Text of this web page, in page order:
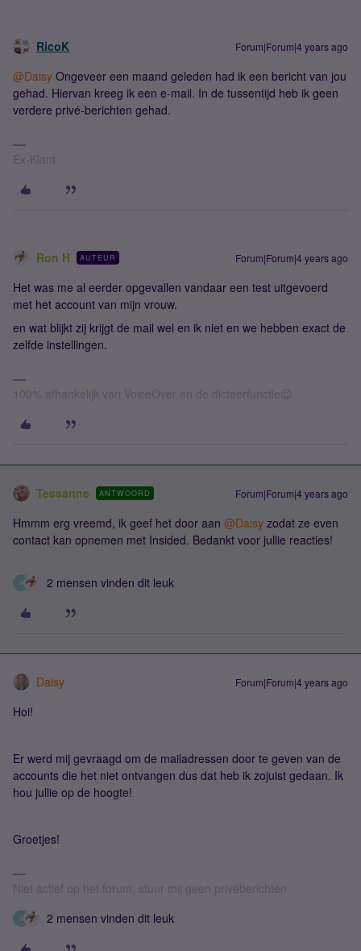
RicoK Forum|Forum|4 years ago
@Daisy Ongeveer een maand geleden had ik een bericht van jou
gehad. Hiervan kreeg ik een e-mail. In de tussentijd heb ik geen
verdere privé-berichten gehad.
Ex-Klant
Ron H AUTEUR Forum|Forum|4 years ago
Het was me al eerder opgevallen vandaar een test uitgevoerd
met het account van mijn vrouw.
en wat blijkt zij krijgt de mail wel en ik niet en we hebben exact de
zelfde instellingen.
100% afhankelijk van VoiceOver en de dicteerfunctie😉
Tessanne ANTWOORD Forum|Forum|4 years ago
Hmmm erg vreemd, ik geef het door aan @Daisy zodat ze even
contact kan opnemen met Insided. Bedankt voor jullie reacties!
R 2 mensen vinden dit leuk
Daisy Forum|Forum|4 years ago
Hoi!
Er werd mij gevraagd om de mailadressen door te geven van de
accounts die het niet ontvangen dus dat heb ik zojuist gedaan. Ik
hou jullie op de hoogte!
Groetjes!
Niet actief op het forum, stuur mij geen privéberichten
R 2 mensen vinden dit leuk